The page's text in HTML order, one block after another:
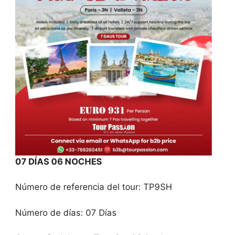
07 DÍAS 06 NOCHES
Número de referencia del tour: TP9SH
Número de días: 07 Días